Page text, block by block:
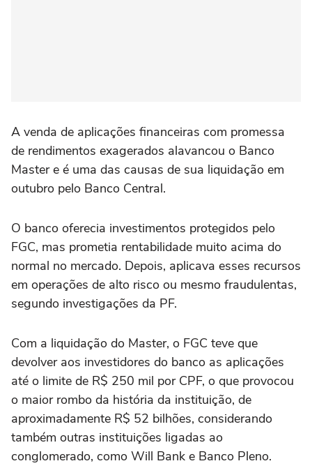
A venda de aplicações financeiras com promessa
de rendimentos exagerados alavancou o Banco
Master e é uma das causas de sua liquidação em
outubro pelo Banco Central.
O banco oferecia investimentos protegidos pelo
FGC, mas prometia rentabilidade muito acima do
normal no mercado. Depois, aplicava esses recursos
em operações de alto risco ou mesmo fraudulentas,
segundo investigações da PF.
Com a liquidação do Master, o FGC teve que
devolver aos investidores do banco as aplicações
até o limite de R$ 250 mil por CPF, o que provocou
o maior rombo da história da instituição, de
aproximadamente R$ 52 bilhões, considerando
também outras instituições ligadas ao
conglomerado, como Will Bank e Banco Pleno.